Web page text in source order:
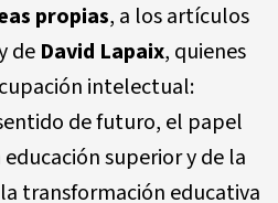
propias, a los artículos
de David Lapaix, quienes
intelectual:
de futuro, el papel
superior y de la
transformación educativa